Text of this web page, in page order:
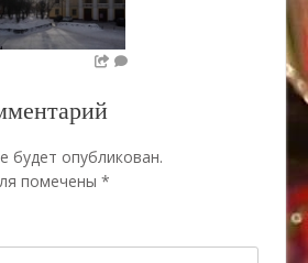
будет опубликован.
помечены *